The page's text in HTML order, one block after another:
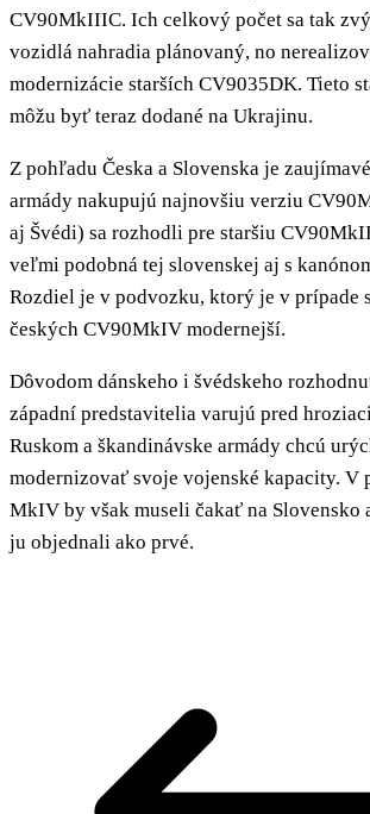
CV90MkIIIC. Ich celkový počet sa tak
vozidlá nahradia plánovaný, no
modernizácie starších CV9035DK. Tieto
môžu byť teraz dodané na Ukrajinu.
Z pohľadu Česka a Slovenska je
armády nakupujú najnovšiu verziu
aj Švédi) sa rozhodli pre staršiu
veľmi podobná tej slovenskej aj s
Rozdiel je v podvozku, ktorý je v prípade
českých CV90MkIV modernejší.
Dôvodom dánskeho i švédskeho
západní predstavitelia varujú pred
Ruskom a škandinávske armády chcú
modernizovať svoje vojenské kapacity. V
MkIV by však museli čakať na Slovensko
ju objednali ako prvé.